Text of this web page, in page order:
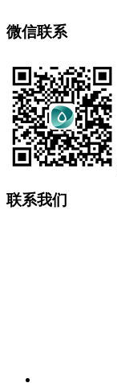
微信联系
联系我们